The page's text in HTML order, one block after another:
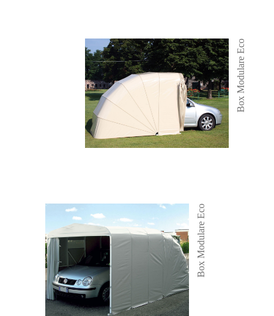
Box Modulare Eco
Box Modulare Eco